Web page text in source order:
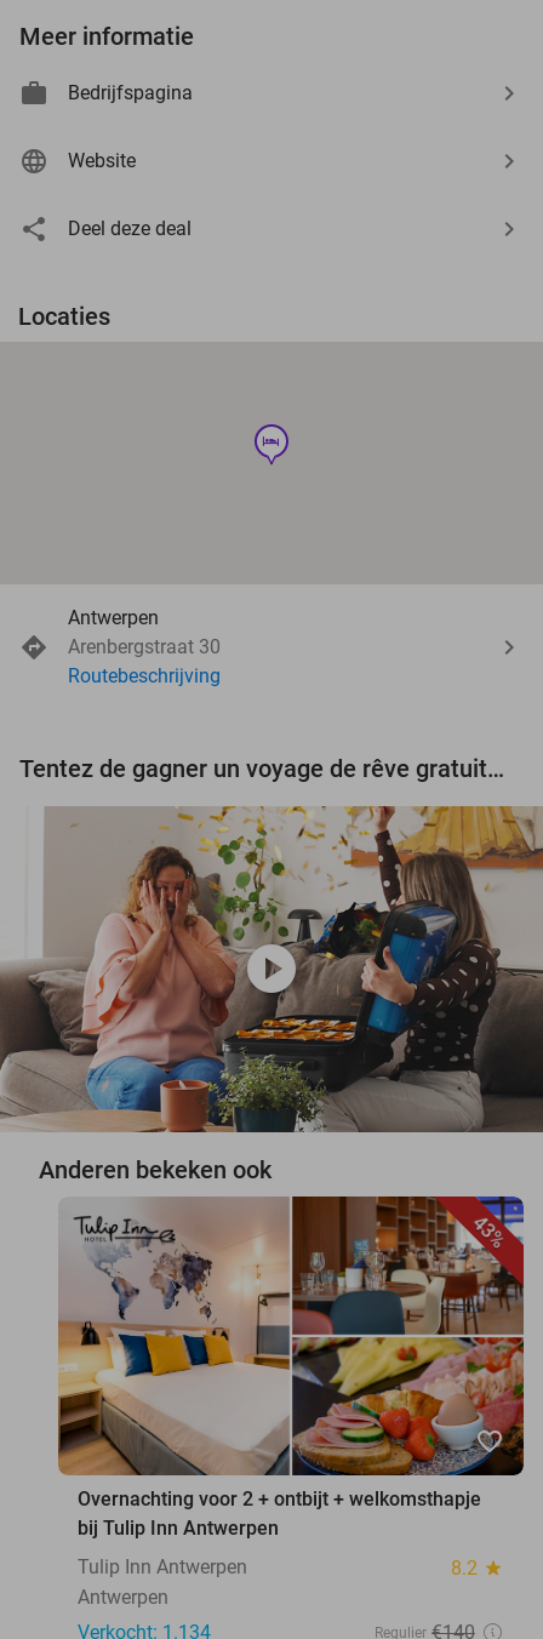
Meer informatie
Bedrijfspagina
Website
Deel deze deal
Locaties
hotel
Antwerpen
Arenbergstraat 30
Routebeschrijving
Tentez de gagner un voyage de rêve gratuit d'une valeur de 3.000 € !
play_circle
Anderen bekeken ook
43%
favorite_border
Overnachting voor 2 + ontbijt + welkomsthapje
bij Tulip Inn Antwerpen
Tulip Inn Antwerpen
8.2 star
Antwerpen
Verkocht: 1.134
Regulier €140